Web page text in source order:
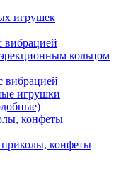
игрушек
вибрацией
кольцом
вибрацией
игрушки
конфеты
конфеты